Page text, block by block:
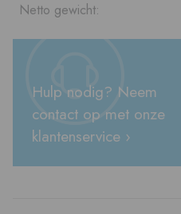
Netto gewicht:
Hulp nodig? Neem
contact op met onze
klantenservice ›